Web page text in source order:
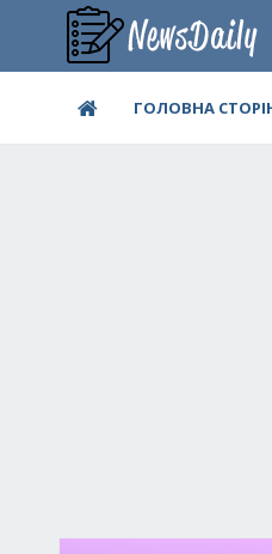
ГОЛОВНА